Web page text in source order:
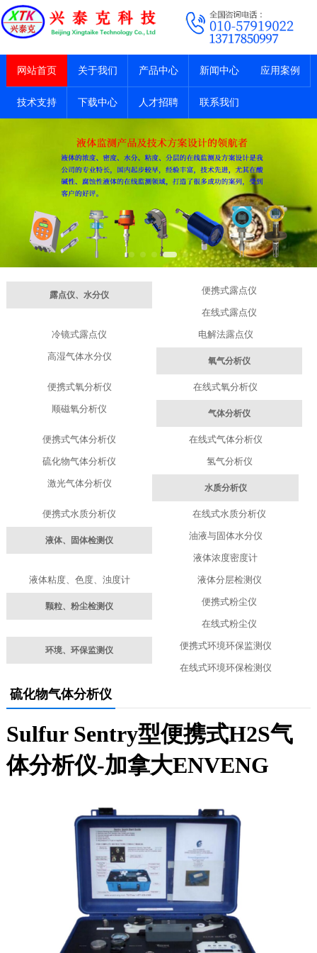
网站首页 关于我们 产品中心 新闻中心 应用案例
技术支持 下载中心 人才招聘 联系我们
露点仪、水分仪 便携式露点仪
在线式露点仪
冷镜式露点仪 电解法露点仪
高湿气体水分仪 氧气分析仪
便携式氧分析仪 在线式氧分析仪
顺磁氧分析仪 气体分析仪
便携式气体分析仪 在线式气体分析仪
硫化物气体分析仪 氢气分析仪
激光气体分析仪 水质分析仪
便携式水质分析仪 在线式水质分析仪
液体、固体检测仪 油液与固体水分仪
液体浓度密度计
液体粘度、色度、浊度计 液体分层检测仪
颗粒、粉尘检测仪 便携式粉尘仪
在线式粉尘仪
环境、环保监测仪 便携式环境环保监测仪
在线式环境环保检测仪
硫化物气体分析仪
Sulfur Sentry型便携式H2S气
体分析仪-加拿大ENVENG